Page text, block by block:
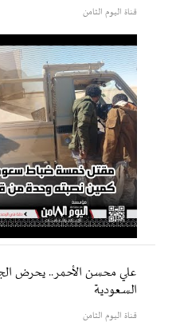
قناة اليوم الثامن
علي محسن الأحمر.. يحرض
السعودية
قناة اليوم الثامن